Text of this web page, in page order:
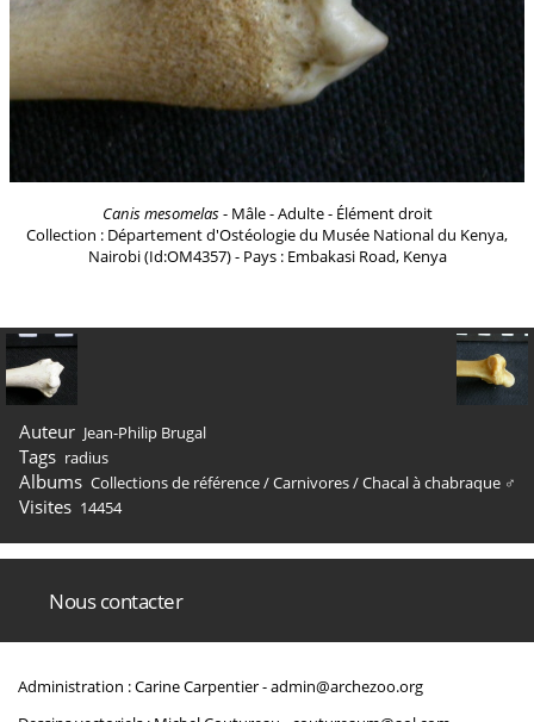
Canis mesomelas- Mâle - Adulte - Élément droit
Collection : Département d'Ostéologie du Musée National du Kenya,
Nairobi (Id:OM4357) - Pays : Embakasi Road, Kenya
Auteur Jean-Philip Brugal
Tags radius
Albums Collections de référence/Carnivores/Chacal à chabraque ♂
Visites 14454
Nous contacter
Administration : Carine Carpentier -admin@archezoo.org